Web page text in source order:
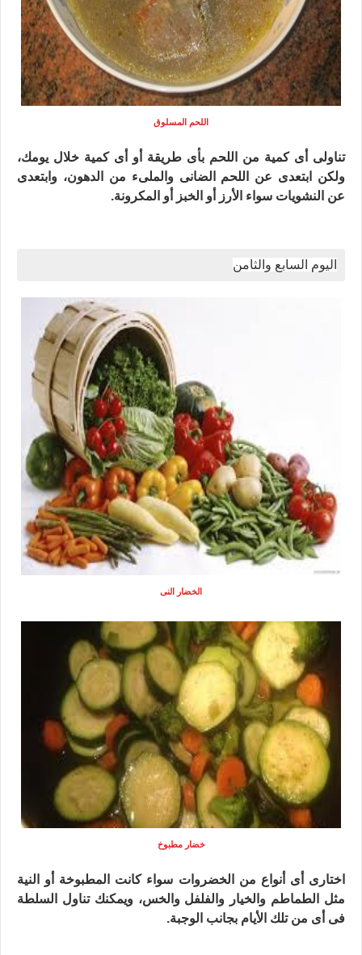
اللحم المسلوق
تناولى أى كمية من اللحم بأى طريقة أو أى كمية خلال يومك،
ولكن ابتعدى عن اللحم الضانى والملىء من الدهون، وابتعدى
عن النشويات سواء الأرز أو الخبز أو المكرونة.
اليوم السابع والثامن
الخضار النى
خضار مطبوخ
اختارى أى أنواع من الخضروات سواء كانت المطبوخة أو النية
مثل الطماطم والخيار والفلفل والخس، ويمكنك تناول السلطة
فى أى من تلك الأيام بجانب الوجبة.